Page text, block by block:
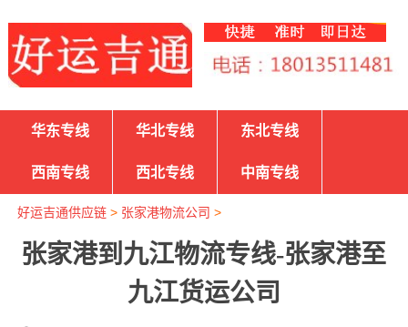
华东专线 华北专线 东北专线
西南专线 西北专线 中南专线
好运吉通供应链> 张家港物流公司 >
张家港到九江物流专线-张家港至
九江货运公司